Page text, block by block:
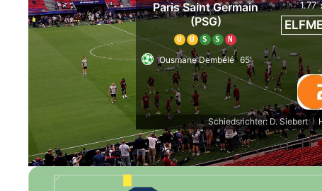
Paris Saint Germain
(PSG)
U U S S N
1.77
Ousmane Dembélé 65'
Schiedsrichter: D. Siebert |